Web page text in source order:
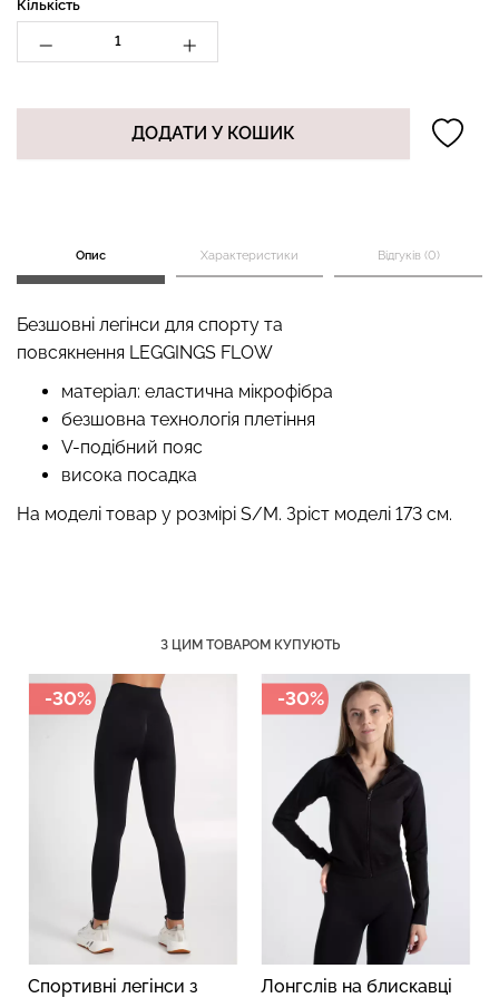
Кількість
ДОДАТИ У КОШИК
Опис Характеристики Відгуків (0)
Безшовні легінси для спорту та
повсякнення LEGGINGS FLOW
матеріал: еластична мікрофібра
безшовна технологія плетіння
V-подібний пояс
висока посадка
На моделі товар у розмірі S/M. Зріст моделі 173 см.
З ЦИМ ТОВАРОМ КУПУЮТЬ
легінси з
Лонгслів на блискавці
BRIEFS (чорний) Giulia
Топ на бретелях в рубчик
CAMI TOP RIB black
299 грн.499 грн.
(білий) Giulia
279 грн.399 грн.